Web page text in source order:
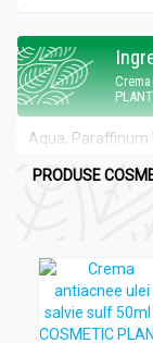
PLANT
Aqua, Paraffinum
Glyceryl
Gratissima Oil,
Retinyl
EDTA, BHA,
ionone,
cyclohexene
PRODUSE